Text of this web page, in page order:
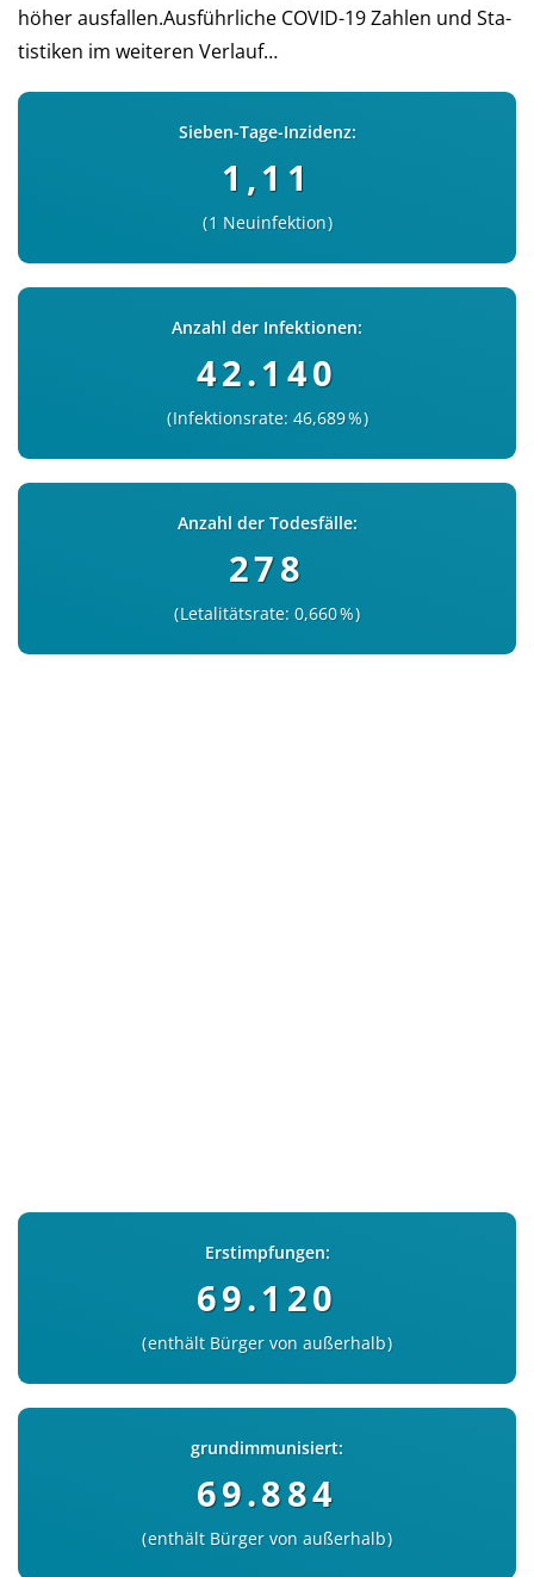
höher aus­fal­len.Aus­führ­liche COVID-19 Zah­len und Sta­
tis­ti­ken im wei­teren Verlauf…
Sieben-Tage-Inzidenz:
1,11
1 Neuinfektion
Anzahl der Infektionen:
42.140
Infektionsrate: 46,689 %
Anzahl der Todesfälle:
278
Letalitätsrate: 0,660 %
Erstimpfungen:
69.120
enthält Bürger von außerhalb
grundimmunisiert:
69.884
enthält Bürger von außerhalb